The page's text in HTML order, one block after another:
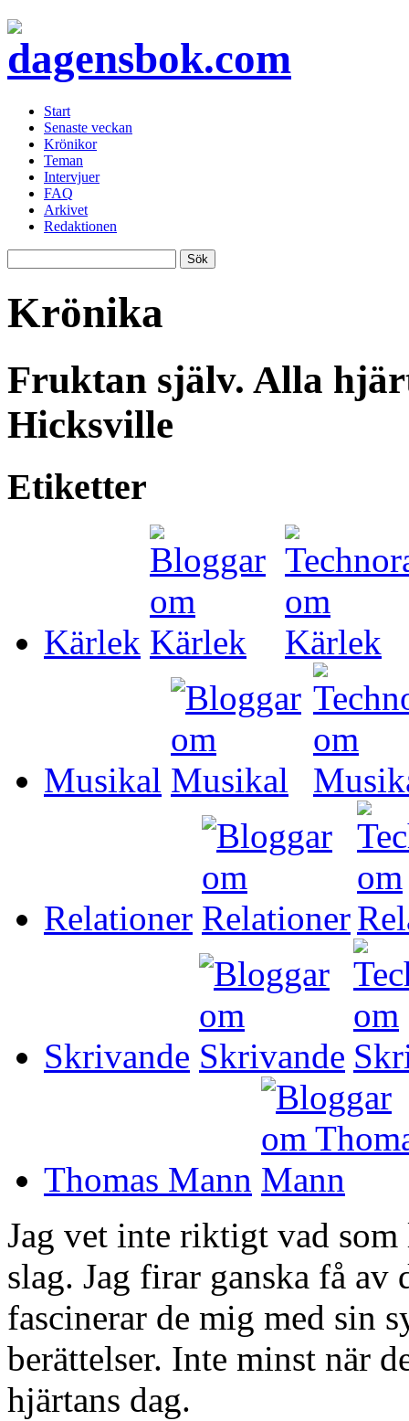
Start
Senaste veckan
Krönikor
Teman
Intervjuer
FAQ
Arkivet
Redaktionen
Krönika
Fruktan själv. Alla
Hicksville
Etiketter
Kärlek
Musikal
Relationer
Skrivande
Thomas Mann
Jag vet inte riktigt vad
slag. Jag firar ganska få av
fascinerar de mig med sin
berättelser. Inte minst när
hjärtans dag.